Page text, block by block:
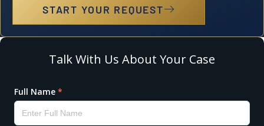
START YOUR REQUEST